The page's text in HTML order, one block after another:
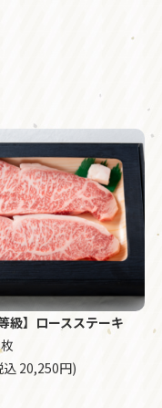
級】ロースステーキ
20,250円)